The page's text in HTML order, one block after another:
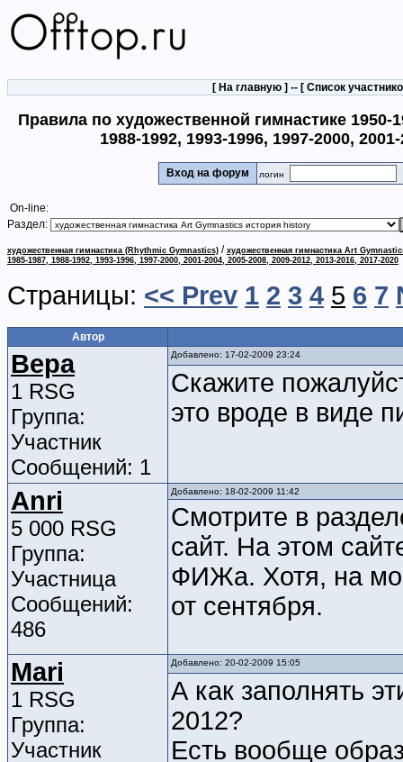
[ На главную ] -- [ Список
Правила по художественной гимнастике 1950-
1988-1992, 1993-1996, 1997-2000,
Вход на форум логин
On-line:
Раздел:
художественная гимнастика (Rhythmic Gymnastics) / художественная гимнастика Art
1985-1987, 1988-1992, 1993-1996, 1997-2000, 2001-2004, 2005-2008, 2009-2012, 2013-2016, 2017-2020
Страницы: << Prev 1 2 3 4 5 6 7
Автор
Вера
1 RSG
Группа:
Участник
Сообщений: 1
Добавлено: 17-02-2009 23:24
Скажите
это вроде в виде
Anri
5 000 RSG
Группа:
Участница
Сообщений:
486
Добавлено: 18-02-2009 11:42
Смотрите в
сайт. На этом
ФИЖа. Хотя, на
от сентября.
Mari
1 RSG
Группа:
Участник
Добавлено: 20-02-2009 15:05
А как заполнять
2012?
Есть вообще